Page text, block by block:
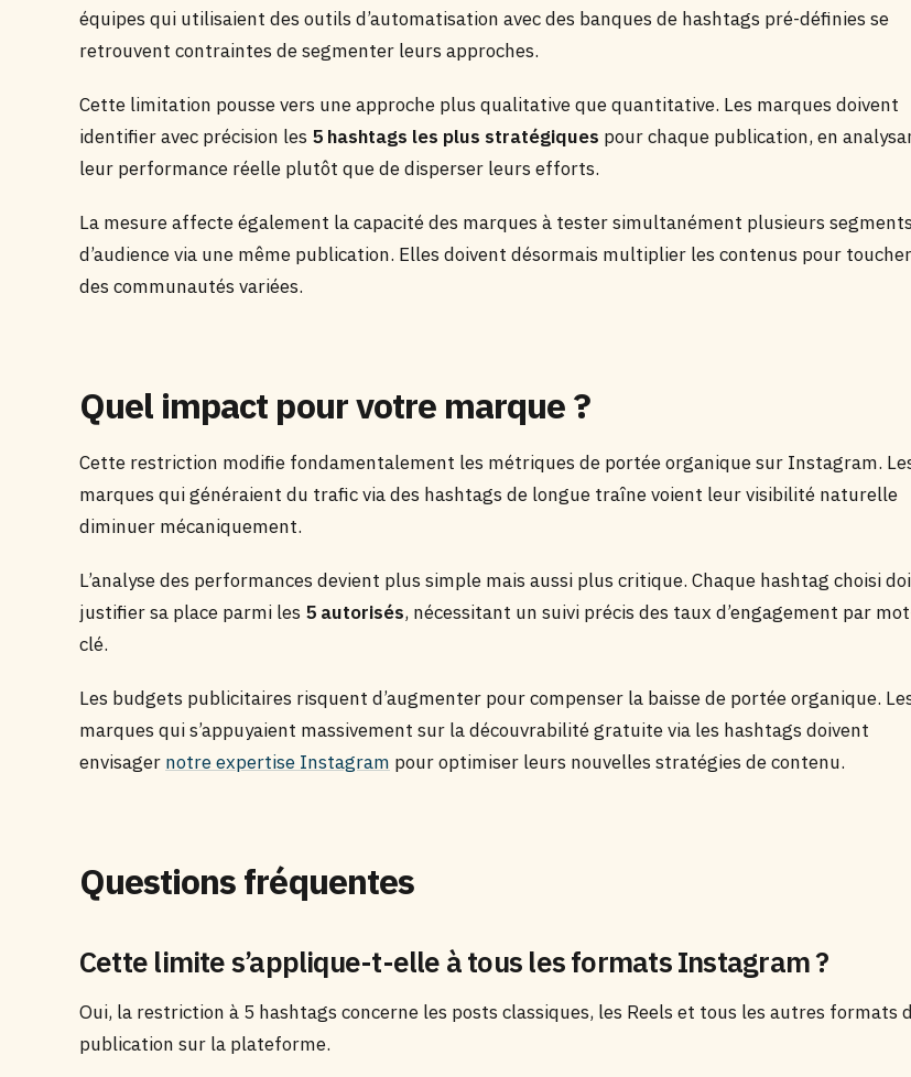
équipes qui utilisaient des outils d’automatisation avec des banques de hashtags pré-définies se
retrouvent contraintes de segmenter leurs approches.
Cette limitation pousse vers une approche plus qualitative que quantitative. Les marques doivent
identifier avec précision les 5 hashtags les plus stratégiques pour chaque publication, en
leur performance réelle plutôt que de disperser leurs efforts.
La mesure affecte également la capacité des marques à tester simultanément plusieurs segments
d’audience via une même publication. Elles doivent désormais multiplier les contenus pour toucher
des communautés variées.
Quel impact pour votre marque ?
Cette restriction modifie fondamentalement les métriques de portée organique sur Instagram.
marques qui généraient du trafic via des hashtags de longue traîne voient leur visibilité naturelle
diminuer mécaniquement.
L’analyse des performances devient plus simple mais aussi plus critique. Chaque hashtag choisi
justifier sa place parmi les 5 autorisés, nécessitant un suivi précis des taux d’engagement par
clé.
Les budgets publicitaires risquent d’augmenter pour compenser la baisse de portée organique.
marques qui s’appuyaient massivement sur la découvrabilité gratuite via les hashtags doivent
envisager notre expertise Instagram pour optimiser leurs nouvelles stratégies de contenu.
Questions fréquentes
Cette limite s’applique-t-elle à tous les formats Instagram ?
Oui, la restriction à 5 hashtags concerne les posts classiques, les Reels et tous les autres formats
publication sur la plateforme.